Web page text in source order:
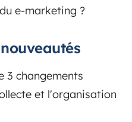
e-marketing ?
3 changements
et l'organisation